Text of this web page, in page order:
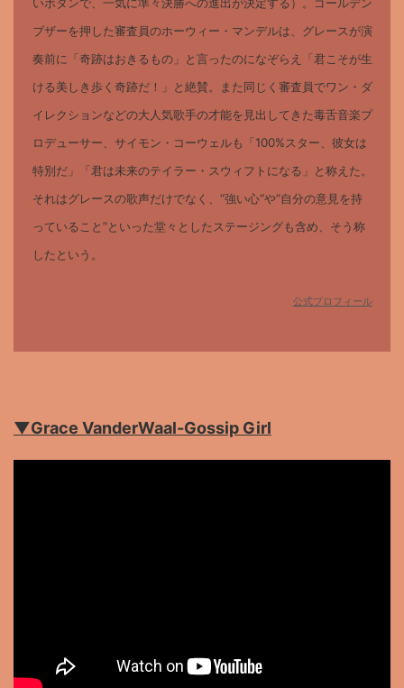
ブザーを押した審査員のホーウィー・マンデルは、グレースが演
奏前に「奇跡はおきるもの」と言ったのになぞらえ「君こそが生
ける美しき歩く奇跡だ！」と絶賛。また同じく審査員でワン・ダ
イレクションなどの大人気歌手の才能を見出してきた毒舌音楽プ
ロデューサー、サイモン・コーウェルも「100%スター、彼女は
特別だ」「君は未来のテイラー・スウィフトになる」と称えた。
それはグレースの歌声だけでなく、“強い心“や“自分の意見を持
っていること”といった堂々としたステージングも含め、そう称
したという。
公式プロフィール
▼Grace VanderWaal-Gossip Girl